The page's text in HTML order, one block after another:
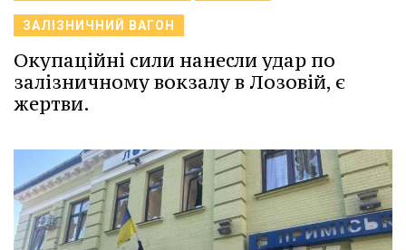
ЗАЛІЗНИЧНИЙ ВАГОН
Окупаційні сили нанесли удар по
залізничному вокзалу в Лозовій, є
жертви.